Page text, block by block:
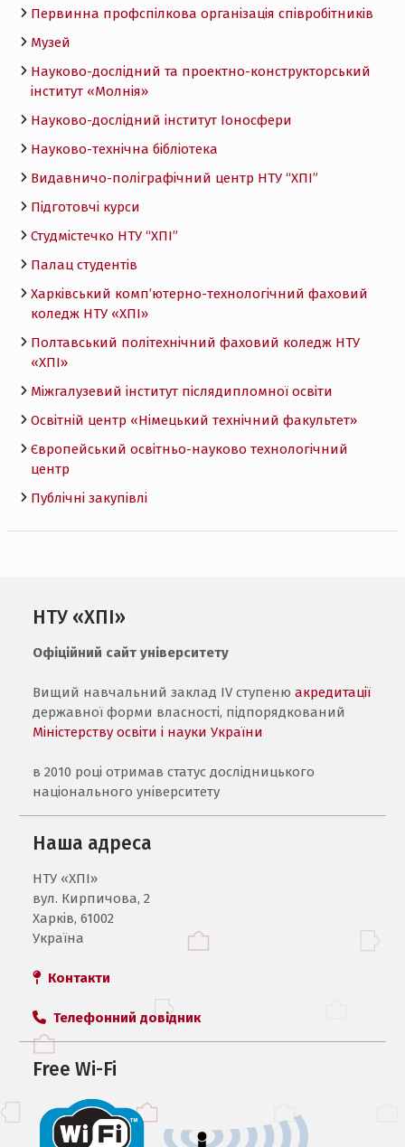
Первинна профспілкова організація співробітників
Музей
Науково-дослідний та проектно-конструкторський
інститут «Молнія»
Науково-дослідний інститут Іоносфери
Науково-технічна бібліотека
Видавничо-поліграфічний центр НТУ “ХПІ”
Підготовчі курси
Студмістечко НТУ “ХПІ”
Палац студентів
Харківський комп’ютерно-технологічний фаховий
коледж НТУ «ХПI»
Полтавський політехнічний фаховий коледж НТУ
«ХПI»
Міжгалузевий інститут післядипломної освіти
Освітній центр «Німецький технічний факультет»
Європейський освітньо-науково технологічний
центр
Публічні закупівлі
НТУ «ХПІ»
Офіційний сайт університету
Вищий навчальний заклад IV ступенюакредитації
державної форми власності, підпорядкований
Міністерству освіти і науки України
в 2010 році отримав статус дослідницького
національного університету
Наша адреса
НТУ «ХПI»
вул. Кирпичова, 2
Харків, 61002
Україна
Контакти
Телефонний довідник
Free Wi-Fi